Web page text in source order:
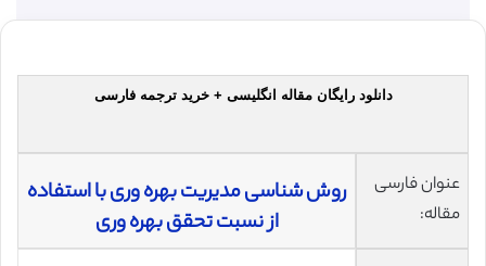
دانلود رایگان مقاله انگلیسی + خرید ترجمه فارسی
عنوان فارسی
مقاله:
روش شناسی مدیریت بهره وری با استفاده
از نسبت تحقق بهره وری